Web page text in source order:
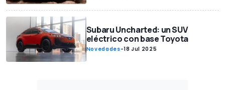
Subaru Uncharted: un SUV
eléctrico con base Toyota
Novedades-18 Jul 2025